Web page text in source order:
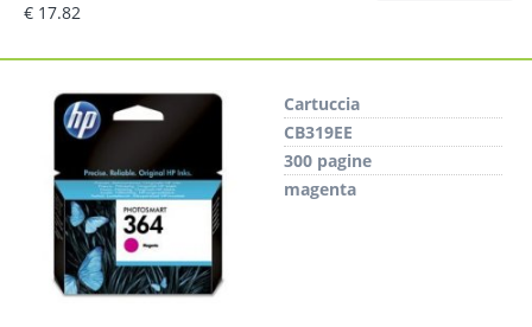
€ 17.82
Cartuccia
CB319EE
300 pagine
magenta